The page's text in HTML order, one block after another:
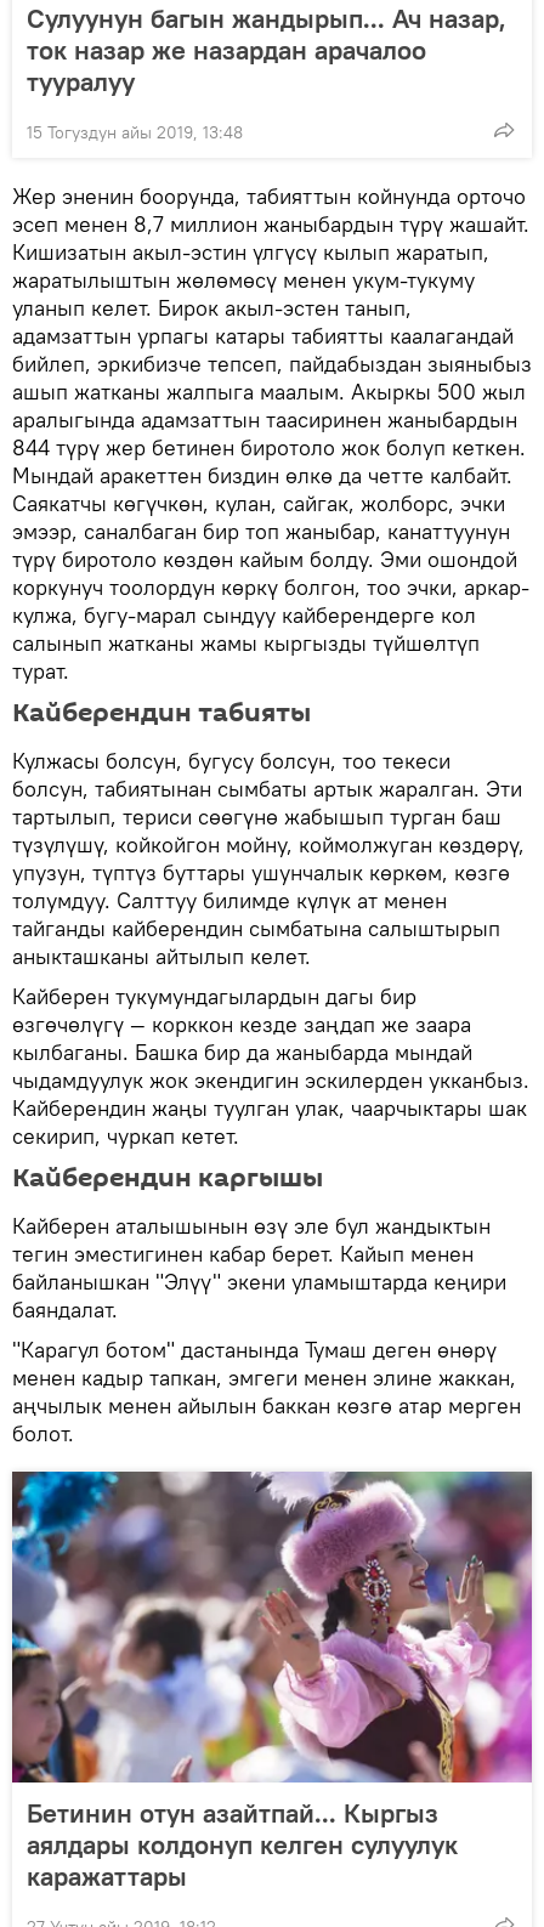
Сулуунун багын жандырып... Ач назар,
ток назар же назардан арачалоо
тууралуу
15 Тогуздун айы 2019, 13:48
Жер эненин боорунда, табияттын койнунда орточо
эсеп менен 8,7 миллион жаныбардын түрү жашайт.
Кишизатын акыл-эстин үлгүсү кылып жаратып,
жаратылыштын жөлөмөсү менен укум-тукуму
уланып келет. Бирок акыл-эстен танып,
адамзаттын урпагы катары табиятты каалагандай
бийлеп, эркибизче тепсеп, пайдабыздан зыяныбыз
ашып жатканы жалпыга маалым. Акыркы 500 жыл
аралыгында адамзаттын таасиринен жаныбардын
844 түрү жер бетинен биротоло жок болуп кеткен.
Мындай аракеттен биздин өлкө да четте калбайт.
Саякатчы көгүчкөн, кулан, сайгак, жолборс, эчки
эмээр, саналбаган бир топ жаныбар, канаттуунун
түрү биротоло көздөн кайым болду. Эми ошондой
коркунуч тоолордун көркү болгон, тоо эчки, аркар-
кулжа, бугу-марал сындуу кайберендерге кол
салынып жатканы жамы кыргызды түйшөлтүп
турат.
Кайберендин табияты
Кулжасы болсун, бугусу болсун, тоо текеси
болсун, табиятынан сымбаты артык жаралган. Эти
тартылып, териси сөөгүнө жабышып турган баш
түзүлүшү, койкойгон мойну, коймолжуган көздөрү,
упузун, түптүз буттары ушунчалык көркөм, көзгө
толумдуу. Салттуу билимде күлүк ат менен
тайганды кайберендин сымбатына салыштырып
аныкташканы айтылып келет.
Кайберен тукумундагылардын дагы бир
өзгөчөлүгү — корккон кезде заңдап же заара
кылбаганы. Башка бир да жаныбарда мындай
чыдамдуулук жок экендигин эскилерден укканбыз.
Кайберендин жаңы туулган улак, чаарчыктары шак
секирип, чуркап кетет.
Кайберендин каргышы
Кайберен аталышынын өзү эле бул жандыктын
тегин эместигинен кабар берет. Кайып менен
байланышкан "Элүү" экени уламыштарда кеңири
баяндалат.
"Карагул ботом" дастанында Тумаш деген өнөрү
менен кадыр тапкан, эмгеги менен элине жаккан,
аңчылык менен айылын баккан көзгө атар мерген
болот.
Бетинин отун азайтпай... Кыргыз
аялдары колдонуп келген сулуулук
каражаттары